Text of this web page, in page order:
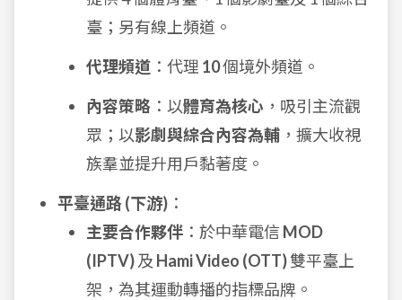
臺；另有線上頻道。
代理頻道 ：代理 10個境外頻道。
內容策略 ：以體育為核心 ，吸引主流觀
眾；以影劇與綜合內容為輔 ，擴大收視
族羣並提升用戶黏著度。
平臺通路 (下游) ：
主要合作夥伴 ：於中華電信 MOD
(IPTV)及 Hami Video (OTT)雙平臺上
架，為其運動轉播的指標品牌。